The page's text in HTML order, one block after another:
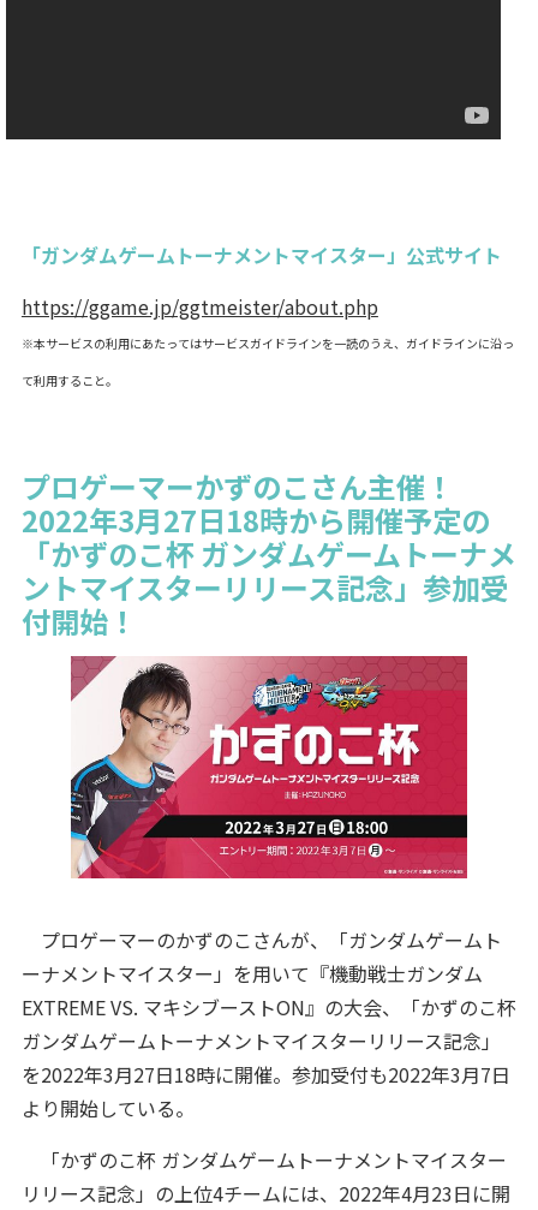
「ガンダムゲームトーナメントマイスター」公式サイト
https://ggame.jp/ggtmeister/about.php
※本サービスの利用にあたってはサービスガイドラインを一読のうえ、ガイドラインに沿っ
て利用すること。
プロゲーマーかずのこさん主催！
2022年3月27日18時から開催予定の
「かずのこ杯 ガンダムゲームトーナメ
ントマイスターリリース記念」参加受
付開始！
プロゲーマーのかずのこさんが、「ガンダムゲームト
ーナメントマイスター」を用いて『機動戦士ガンダム
EXTREME VS. マキシブーストON』の大会、「かずのこ杯
ガンダムゲームトーナメントマイスターリリース記念」
を2022年3月27日18時に開催。参加受付も2022年3月7日
より開始している。
「かずのこ杯 ガンダムゲームトーナメントマイスター
リリース記念」の上位4チームには、2022年4月23日に開